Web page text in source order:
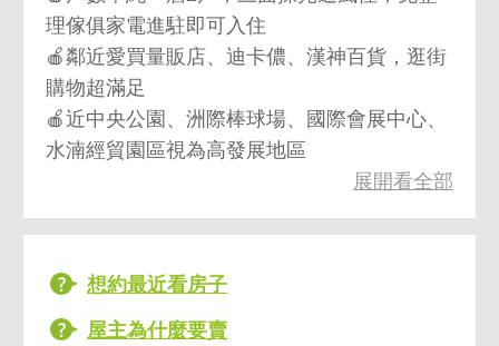
理傢俱家電進駐即可入住
🍎鄰近愛買量販店、迪卡儂、漢神百貨，逛街
購物超滿足
🍎近中央公園、洲際棒球場、國際會展中心、
水湳經貿園區視為高發展地區
🍎車程5分鐘即到74快速道路，南北往返超便
捷
展開看全部
想約最近看房子
屋主為什麼要賣